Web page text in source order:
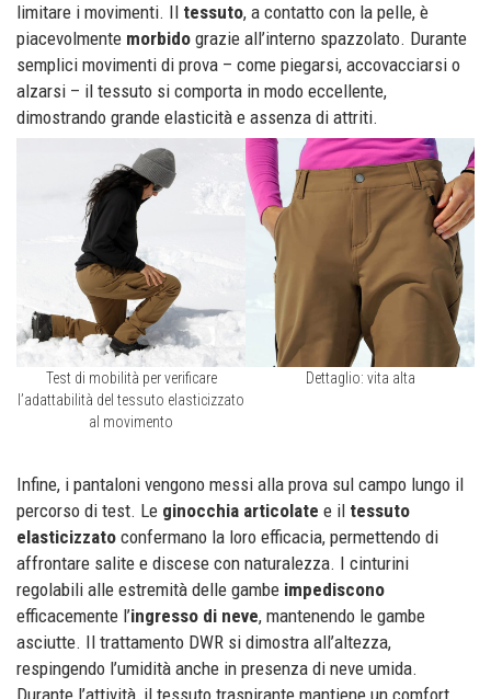
limitare i movimenti. Il tessuto, a contatto con la pelle, è
piacevolmente morbido grazie all’interno spazzolato. Durante
semplici movimenti di prova – come piegarsi, accovacciarsi o
alzarsi – il tessuto si comporta in modo eccellente,
dimostrando grande elasticità e assenza di attriti.
Test di mobilità per verificare
l’adattabilità del tessuto elasticizzato
al movimento
Dettaglio: vita alta
Infine, i pantaloni vengono messi alla prova sul campo lungo il
percorso di test. Le ginocchia articolate e il tessuto
elasticizzato confermano la loro efficacia, permettendo di
affrontare salite e discese con naturalezza. I cinturini
regolabili alle estremità delle gambe impediscono
efficacemente l’ingresso di neve, mantenendo le gambe
asciutte. Il trattamento DWR si dimostra all’altezza,
respingendo l’umidità anche in presenza di neve umida.